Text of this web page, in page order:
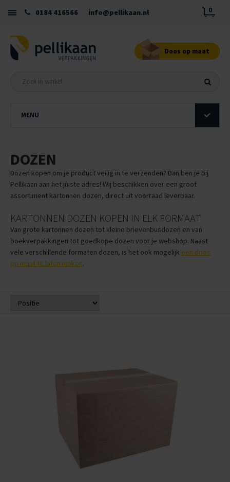
0184 416566 info@pellikaan.nl 0
Doos op maat
MENU
DOZEN
Dozen kopen om je product veilig in te verzenden? Dan ben je bij
Pellikaan aan het juiste adres! Wij beschikken over een groot
assortiment kartonnen dozen, direct uit voorraad leverbaar.
KARTONNEN DOZEN KOPEN IN ELK FORMAAT
Van grote kartonnen dozen tot kleine brievenbusdozen en van
boekverpakkingen tot goedkope dozen voor je webshop. Naast
vele verschillende formaten dozen, is het ook mogelijk een doos
op maat te laten maken.